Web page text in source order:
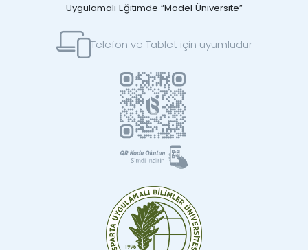
Uygulamalı Eğitimde “Model Üniversite”
Telefon ve Tablet için uyumludur